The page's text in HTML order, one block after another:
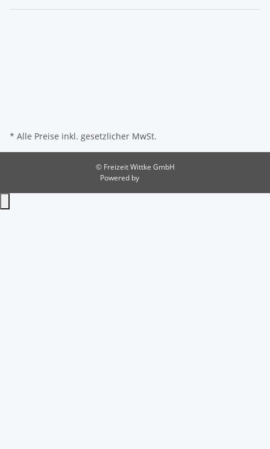
* Alle Preise inkl. gesetzlicher MwSt.
© Freizeit Wittke GmbH
Powered by